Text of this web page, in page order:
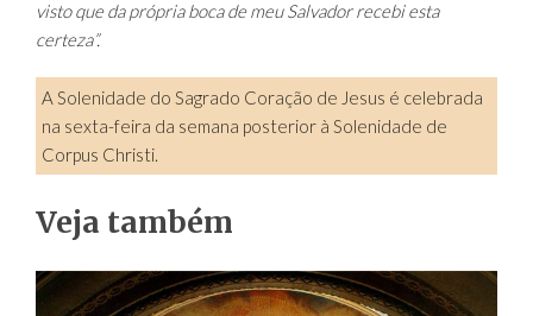
visto que da própria boca de meu Salvador recebi esta
certeza”.
A Solenidade do Sagrado Coração de Jesus é celebrada
na sexta-feira da semana posterior à Solenidade de
Corpus Christi.
Veja também